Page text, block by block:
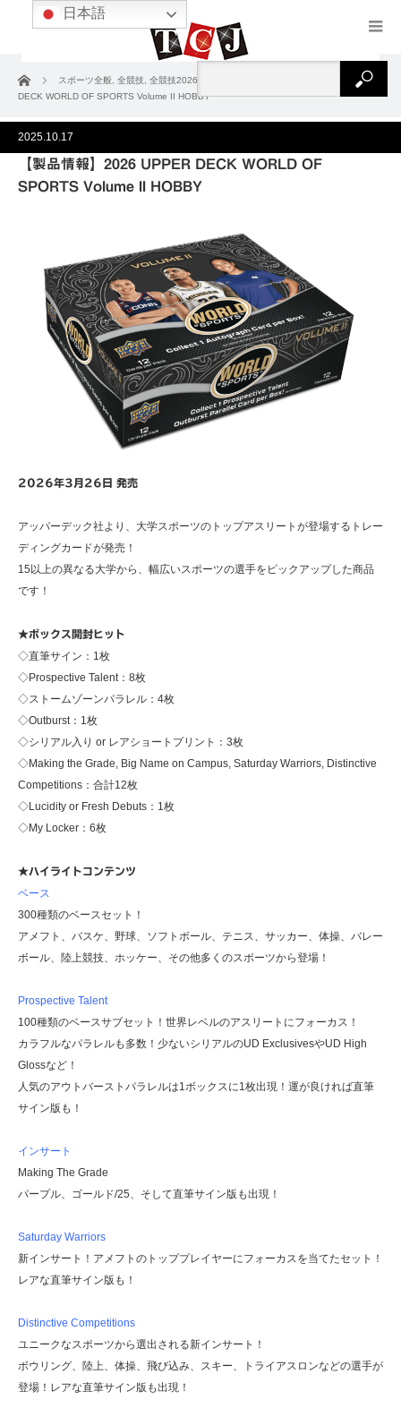
ホーム スポーツ全般 全競技 全競技2026
【製品情報】2026 UPPER
DECK WORLD OF SPORTS Volume II HOBBY
2025.10.17
【製品情報】2026 UPPER DECK WORLD OF
SPORTS Volume II HOBBY
2026年3月26日 発売
アッパーデック社より、大学スポーツのトップアスリートが登場するトレー
ディングカードが発売！
15以上の異なる大学から、幅広いスポーツの選手をピックアップした商品
です！
★ボックス開封ヒット
◇直筆サイン：1枚
◇Prospective Talent：8枚
◇ストームゾーンパラレル：4枚
◇Outburst：1枚
◇シリアル入り or レアショートプリント：3枚
◇Making the Grade, Big Name on Campus, Saturday Warriors, Distinctive
Competitions：合計12枚
◇Lucidity or Fresh Debuts：1枚
◇My Locker：6枚
★ハイライトコンテンツ
ベース
300種類のベースセット！
アメフト、バスケ、野球、ソフトボール、テニス、サッカー、体操、バレー
ボール、陸上競技、ホッケー、その他多くのスポーツから登場！
Prospective Talent
100種類のベースサブセット！世界レベルのアスリートにフォーカス！
カラフルなパラレルも多数！少ないシリアルのUD ExclusivesやUD High
Glossなど！
人気のアウトバーストパラレルは1ボックスに1枚出現！運が良ければ直筆
サイン版も！
インサート
Making The Grade
パープル、ゴールド/25、そして直筆サイン版も出現！
Saturday Warriors
新インサート！アメフトのトッププレイヤーにフォーカスを当てたセット！
レアな直筆サイン版も！
Distinctive Competitions
ユニークなスポーツから選出される新インサート！
ボウリング、陸上、体操、飛び込み、スキー、トライアスロンなどの選手が
登場！レアな直筆サイン版も出現！
日本語